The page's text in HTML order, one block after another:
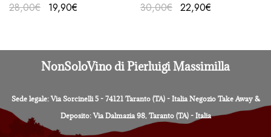
28,00€ 19,90€ 30,00€ 22,90€
NonSoloVino di Pierluigi Massimilla
Sede legale: Via Sorcinelli 5 - 74121 Taranto (TA) - Italia Negozio Take Away &
Deposito: Via Dalmazia 98, Taranto (TA) - Italia